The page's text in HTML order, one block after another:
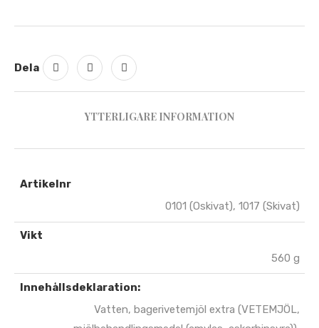
Dela
YTTERLIGARE INFORMATION
Artikelnr
0101 (Oskivat), 1017 (Skivat)
Vikt
560 g
Innehållsdeklaration:
Vatten, bagerivetemjöl extra (VETEMJÖL,